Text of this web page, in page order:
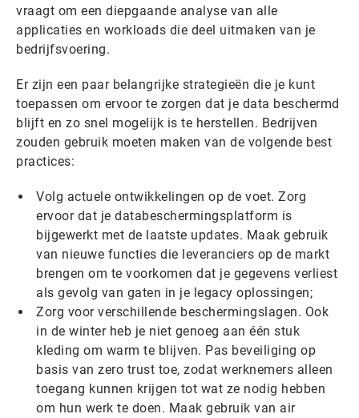
vraagt om een diepgaande analyse van alle
applicaties en workloads die deel uitmaken van je
bedrijfsvoering.
Er zijn een paar belangrijke strategieën die je kunt
toepassen om ervoor te zorgen dat je data beschermd
blijft en zo snel mogelijk is te herstellen. Bedrijven
zouden gebruik moeten maken van de volgende best
practices:
Volg actuele ontwikkelingen op de voet. Zorg
ervoor dat je databeschermingsplatform is
bijgewerkt met de laatste updates. Maak gebruik
van nieuwe functies die leveranciers op de markt
brengen om te voorkomen dat je gegevens verliest
als gevolg van gaten in je legacy oplossingen;
Zorg voor verschillende beschermingslagen. Ook
in de winter heb je niet genoeg aan één stuk
kleding om warm te blijven. Pas beveiliging op
basis van zero trust toe, zodat werknemers alleen
toegang kunnen krijgen tot wat ze nodig hebben
om hun werk te doen. Maak gebruik van air